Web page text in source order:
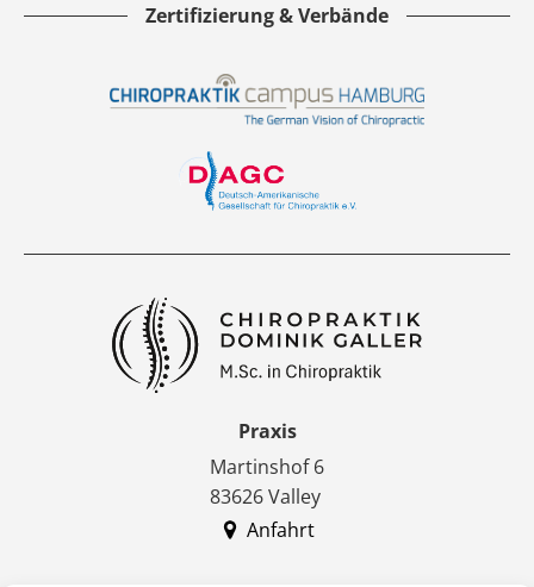
Zertifizierung & Verbände
Praxis
Martinshof 6
83626 Valley
Anfahrt